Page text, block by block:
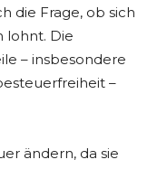
die Frage, ob sich
lohnt. Die
– insbesondere
–
ändern, da sie